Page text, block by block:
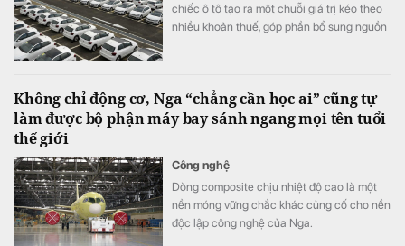
chiếc ô tô tạo ra một chuỗi giá trị kéo theo
nhiều khoản thuế, góp phần bổ sung nguồn
Không chỉ động cơ, Nga “chẳng cần học ai” cũng tự
làm được bộ phận máy bay sánh ngang mọi tên tuổi
thế giới
Công nghệ
Dòng composite chịu nhiệt độ cao là một
nền móng vững chắc khác củng cố cho nền
độc lập công nghệ của Nga.